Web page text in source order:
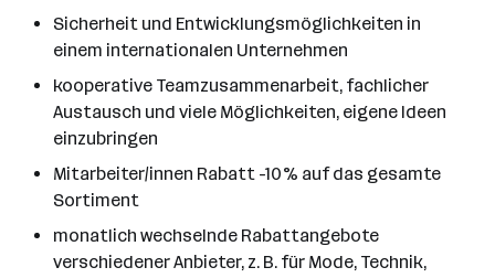
Sicherheit und Entwicklungsmöglichkeiten in
einem internationalen Unternehmen
kooperative Teamzusammenarbeit, fachlicher
Austausch und viele Möglichkeiten, eigene Ideen
einzubringen
Mitarbeiter/innen Rabatt -10% auf das gesamte
Sortiment
monatlich wechselnde Rabattangebote
verschiedener Anbieter, z. B. für Mode, Technik,